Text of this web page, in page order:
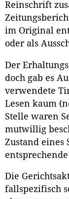
Reinschrift
im Original
oder als
Der
doch gab es
verwendete
Lesen kaum
Stelle waren
mutwillig
Zustand eines
Die
fallspezifisch